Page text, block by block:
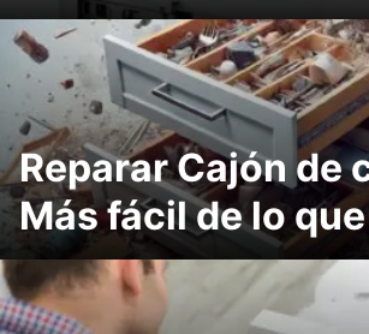
Reparar Cajón de
Más fácil de lo